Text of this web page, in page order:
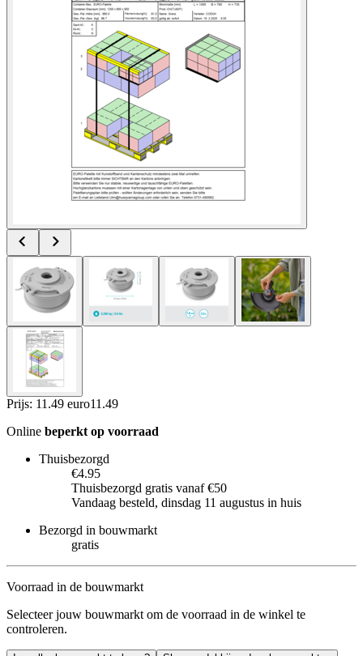
Prijs: 11.49 euro11 .49
Online beperkt op voorraad
Thuisbezorgd
€4.95
Thuisbezorgd gratis vanaf €50
Vandaag besteld, dinsdag 11 augustus in huis
Bezorgd in bouwmarkt
gratis
Voorraad in de bouwmarkt
Selecteer jouw bouwmarkt om de voorraad in de winkel te
controleren.